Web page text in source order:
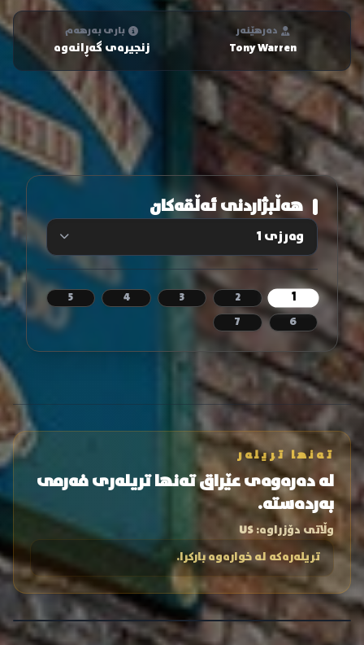
دەرهێنەر
Tony Warren
باری بەرهەم
زنجیرەی گەڕانەوە
هەڵبژاردنی ئەڵقەکان
1
2
3
4
5
6
7
تەنها تریلەر
لە دەرەوەی عێراق تەنها تریلەری فەرمی
بەردەستە.
وڵاتی دۆزراوە:US
تریلەرەکە لە خوارەوە بارکرا.